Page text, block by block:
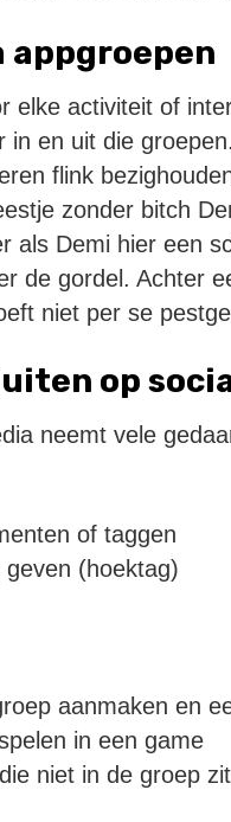
elke activiteit of
in en uit die
flink
zonder bitch
als Demi hier een
de gordel. Achter
niet per se
op
neemt vele
of taggen
(hoektag)
aanmaken en
in een game
niet in de groep zit